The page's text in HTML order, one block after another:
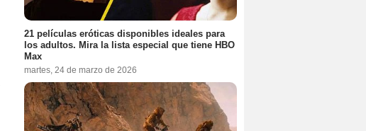
21 películas eróticas disponibles ideales para
los adultos. Mira la lista especial que tiene HBO
Max
martes, 24 de marzo de 2026